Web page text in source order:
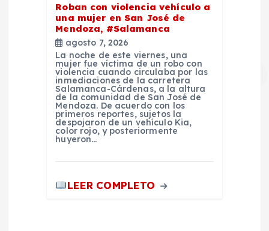
Roban con violencia vehículo a
una mujer en San José de
Mendoza, #Salamanca
agosto 7, 2026
La noche de este viernes, una
mujer fue víctima de un robo con
violencia cuando circulaba por las
inmediaciones de la carretera
Salamanca-Cárdenas, a la altura
de la comunidad de San José de
Mendoza. De acuerdo con los
primeros reportes, sujetos la
despojaron de un vehículo Kia,
color rojo, y posteriormente
huyeron…
LEER COMPLETO